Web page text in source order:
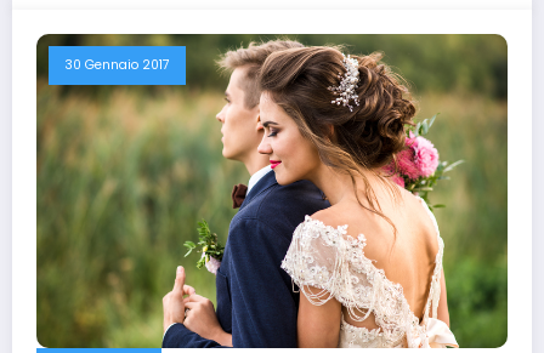
30 Gennaio 2017